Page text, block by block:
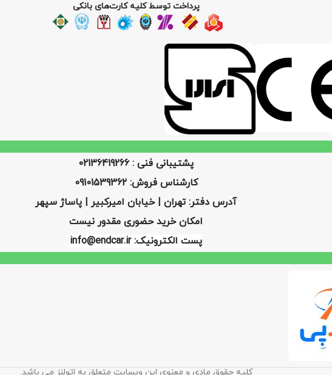
پرداخت توسط کلیه کارت‌های بانکی
پشتیبانی فنی : 02136419266
کارشناس فروش: 09101539362
آدرس دفتر: تهران | خیابان امیرکبیر | پاساژ سپهر
امکان خرید حضوری مقدور نیست
پست الکترونیک: info@endcar.ir
کلیه حقوق مادی و معنوی این وبسایت متعلق به اتولنز می باشد.